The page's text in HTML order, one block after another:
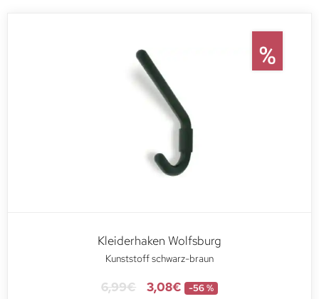
Kleiderhaken Wolfsburg
Kunststoff schwarz-braun
6,99€ 3,08€ -56 %